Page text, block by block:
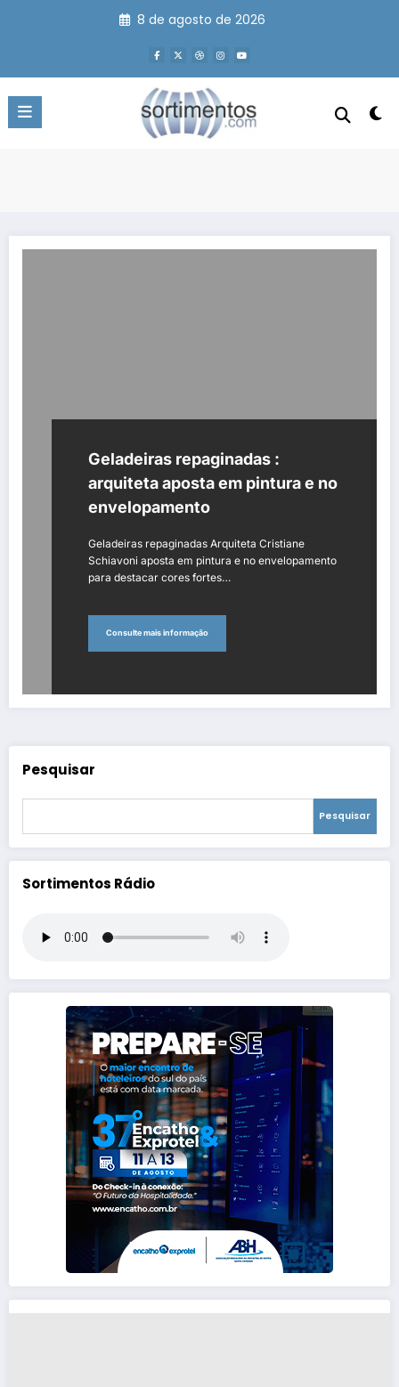
8 de agosto de 2026
Geladeiras repaginadas :
arquiteta aposta em pintura e no
envelopamento
Geladeiras repaginadas Arquiteta Cristiane
Schiavoni aposta em pintura e no envelopamento
para destacar cores fortes…
Consulte mais informação
Pesquisar
Pesquisar
Sortimentos Rádio